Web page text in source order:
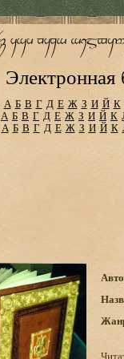
Электронная
А Б В Г Д Е Ж З И Й К
А Б В Г Д Е Ж З И Й К
А Б В Г Д Е Ж З И Й К